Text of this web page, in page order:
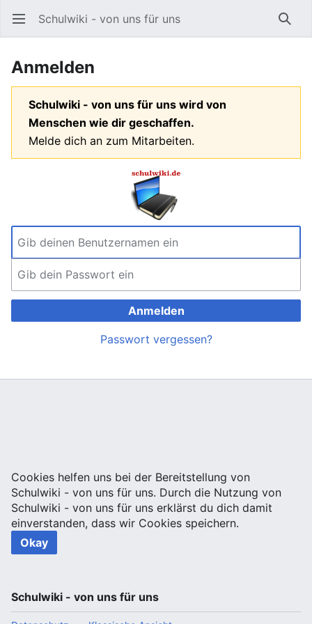
Hauptmenü öffnen Schulwiki - von uns für uns
Anmelden
Schulwiki - von uns für uns wird von
Menschen wie dir geschaffen.
Melde dich an zum Mitarbeiten.
Anmelden
Passwort vergessen?
Cookies helfen uns bei der Bereitstellung von
Schulwiki - von uns für uns. Durch die Nutzung von
Schulwiki - von uns für uns erklärst du dich damit
einverstanden, dass wir Cookies speichern.
Okay
Schulwiki - von uns für uns